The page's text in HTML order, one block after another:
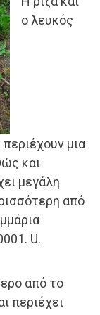
ο λευκός
μια
και
μεγάλη
από
U.
από το
περιέχει